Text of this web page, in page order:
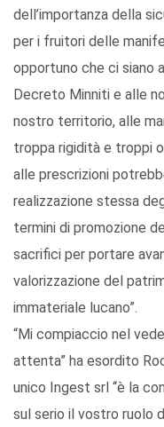
dell’importanza della
per i fruitori delle
opportuno che ci siano
Decreto Minniti e alle
nostro territorio, alle
troppa rigidità e troppi
alle prescrizioni
realizzazione stessa
termini di promozione
sacrifici per portare
valorizzazione del
immateriale lucano”.
“Mi compiaccio nel
attenta” ha esordito
unico Ingest srl “è la
sul serio il vostro ruolo